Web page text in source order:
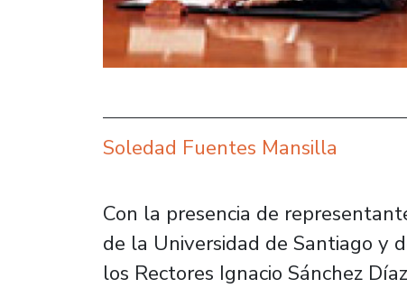
Soledad Fuentes Mansilla
Con la presencia de
de la Universidad de Santiago y
los Rectores Ignacio Sánchez